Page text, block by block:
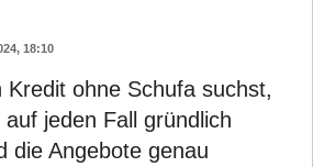
18:10
Kredit ohne Schufa suchst,
jeden Fall gründlich
die Angebote genau